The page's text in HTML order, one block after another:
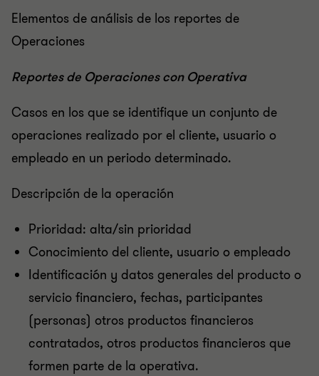
Elementos de análisis de los reportes de
Operaciones
Reportes de Operaciones con Operativa
Casos en los que se identifique un conjunto de
operaciones realizado por el cliente, usuario o
empleado en un periodo determinado.
Descripción de la operación
Prioridad: alta/sin prioridad
Conocimiento del cliente, usuario o empleado
Identificación y datos generales del producto o
servicio financiero, fechas, participantes
(personas) otros productos financieros
contratados, otros productos financieros que
formen parte de la operativa.